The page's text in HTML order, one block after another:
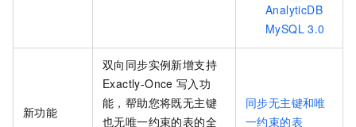
AnalyticDB
MySQL 3.0
新功能
双向同步实例新增支持
Exactly-Once 写入功
能，帮助您将既无主键
也无唯一约束的表的全
同步无主键和唯
一约束的表